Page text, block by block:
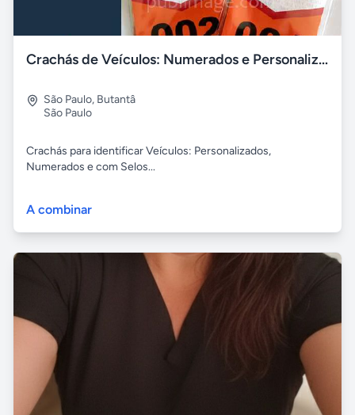
Crachás de Veículos: Numerados e Personalizados
São Paulo, Butantâ
São Paulo
Crachás para identificar Veículos: Personalizados,
Numerados e com Selos...
A combinar